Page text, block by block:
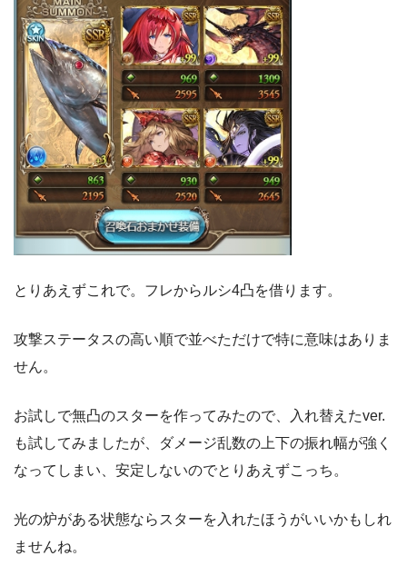
とりあえずこれで。フレからルシ4凸を借ります。
攻撃ステータスの高い順で並べただけで特に意味はありま
せん。
お試しで無凸のスターを作ってみたので、入れ替えたver.
も試してみましたが、ダメージ乱数の上下の振れ幅が強く
なってしまい、安定しないのでとりあえずこっち。
光の炉がある状態ならスターを入れたほうがいいかもしれ
ませんね。